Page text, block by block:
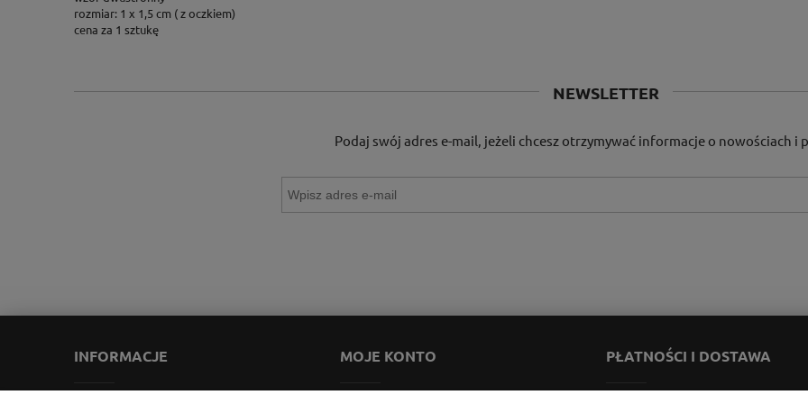
rozmiar: 1 x 1,5 cm ( z oczkiem)
cena za 1 sztukę
NEWSLETTER
Podaj swój adres e-mail, jeżeli chcesz otrzymywać informacje o nowościach i
INFORMACJE MOJE KONTO PŁATNOŚCI I DOSTAWA